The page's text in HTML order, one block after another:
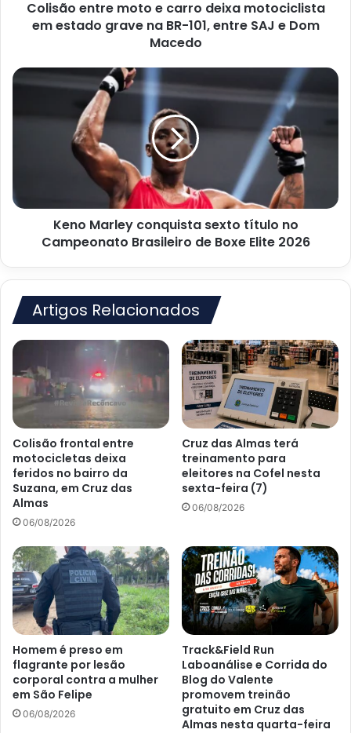
grave
entre
SAJ
Colisão entre moto e carro deixa motociclista
em estado grave na BR-101, entre SAJ e Dom
Macedo
Keno
Brasileiro
de
Keno Marley conquista sexto título no
Campeonato Brasileiro de Boxe Elite 2026
Artigos Relacionados
Colisão frontal entre
motocicletas deixa
feridos no bairro da
Suzana, em Cruz das
Almas
06/08/2026
Cruz das Almas terá
treinamento para
eleitores na Cofel nesta
sexta-feira (7)
06/08/2026
Homem é preso em
flagrante por lesão
corporal contra a mulher
em São Felipe
06/08/2026
Track&Field Run
Laboanálise e Corrida do
Blog do Valente
promovem treinão
gratuito em Cruz das
Almas nesta quarta-feira